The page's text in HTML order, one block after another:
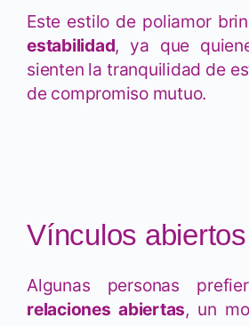
Este estilo de poliamor
estabilidad, ya que
sienten la tranquilidad de
de compromiso mutuo.
Vínculos abiertos
Algunas personas
relaciones abiertas, un